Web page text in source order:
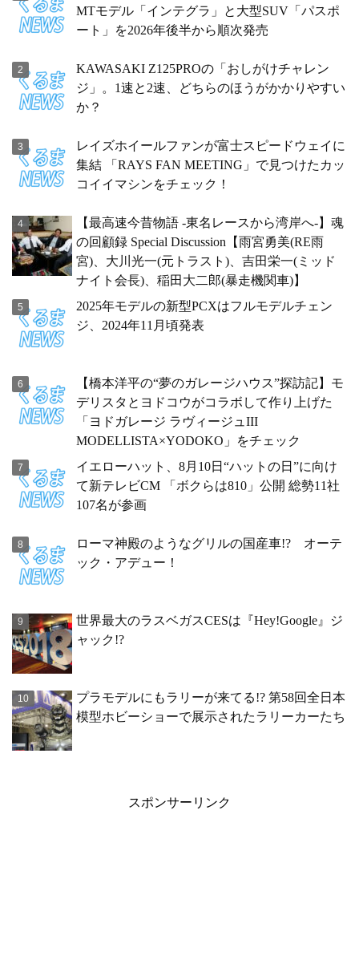
MTモデル「インテグラ」と大型SUV「パスポ
ート」を2026年後半から順次発売
KAWASAKI Z125PROの「おしがけチャレン
ジ」。1速と2速、どちらのほうがかかりやすい
か？
レイズホイールファンが富士スピードウェイに
集結 「RAYS FAN MEETING」で見つけたカッ
コイイマシンをチェック！
【最高速今昔物語 -東名レースから湾岸へ-】魂
の回顧録 Special Discussion【雨宮勇美(RE雨
宮)、大川光一(元トラスト)、吉田栄一(ミッド
ナイト会長)、稲田大二郎(暴走機関車)】
2025年モデルの新型PCXはフルモデルチェン
ジ、2024年11月頃発表
【橋本洋平の“夢のガレージハウス”探訪記】モ
デリスタとヨドコウがコラボして作り上げた
「ヨドガレージ ラヴィージュIII
MODELLISTA×YODOKO」をチェック
イエローハット、8月10日“ハットの日”に向け
て新テレビCM 「ボクらは810」公開 総勢11社
107名が参画
ローマ神殿のようなグリルの国産車!? オーテ
ック・アデュー！
世界最大のラスベガスCESは『Hey!Google』ジ
ャック!?
プラモデルにもラリーが来てる!? 第58回全日本
模型ホビーショーで展示されたラリーカーたち
スポンサーリンク